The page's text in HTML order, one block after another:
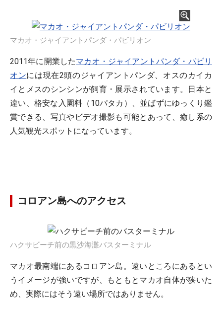
マカオ・ジャイアントパンダ・パビリオン
2011年に開業したマカオ・ジャイアントパンダ・パビリ
オンには現在2頭のジャイアントパンダ、オスのカイカ
イとメスのシンシンが飼育・展示されています。日本と
違い、格安な入園料（10パタカ）、並ばずにゆっくり鑑
賞できる、写真やビデオ撮影も可能とあって、癒し系の
人気観光スポットになっています。
コロアン島へのアクセス
ハクサビーチ前の黒沙海灘バスターミナル
マカオ最南端にあるコロアン島。遠いところにあるとい
うイメージが強いですが、もともとマカオ自体が狭いた
め、実際にはそう遠い場所ではありません。